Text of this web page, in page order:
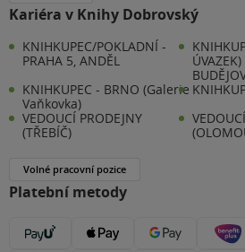
Kariéra v Knihy Dobrovský
KNIHKUPEC/POKLADNÍ -
PRAHA 5, ANDĚL
KNIHKUPEC - BRNO (Galerie
Vaňkovka)
VEDOUCÍ PRODEJNY
(TŘEBÍČ)
Volné pracovní pozice
Platební metody